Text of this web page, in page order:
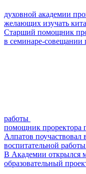
духовной академии
желающих изучать
Старший помощник
в семинаре-совещании
работы
помощник проректора
Алпатов
воспитательной
В Академии открылся
образовательный